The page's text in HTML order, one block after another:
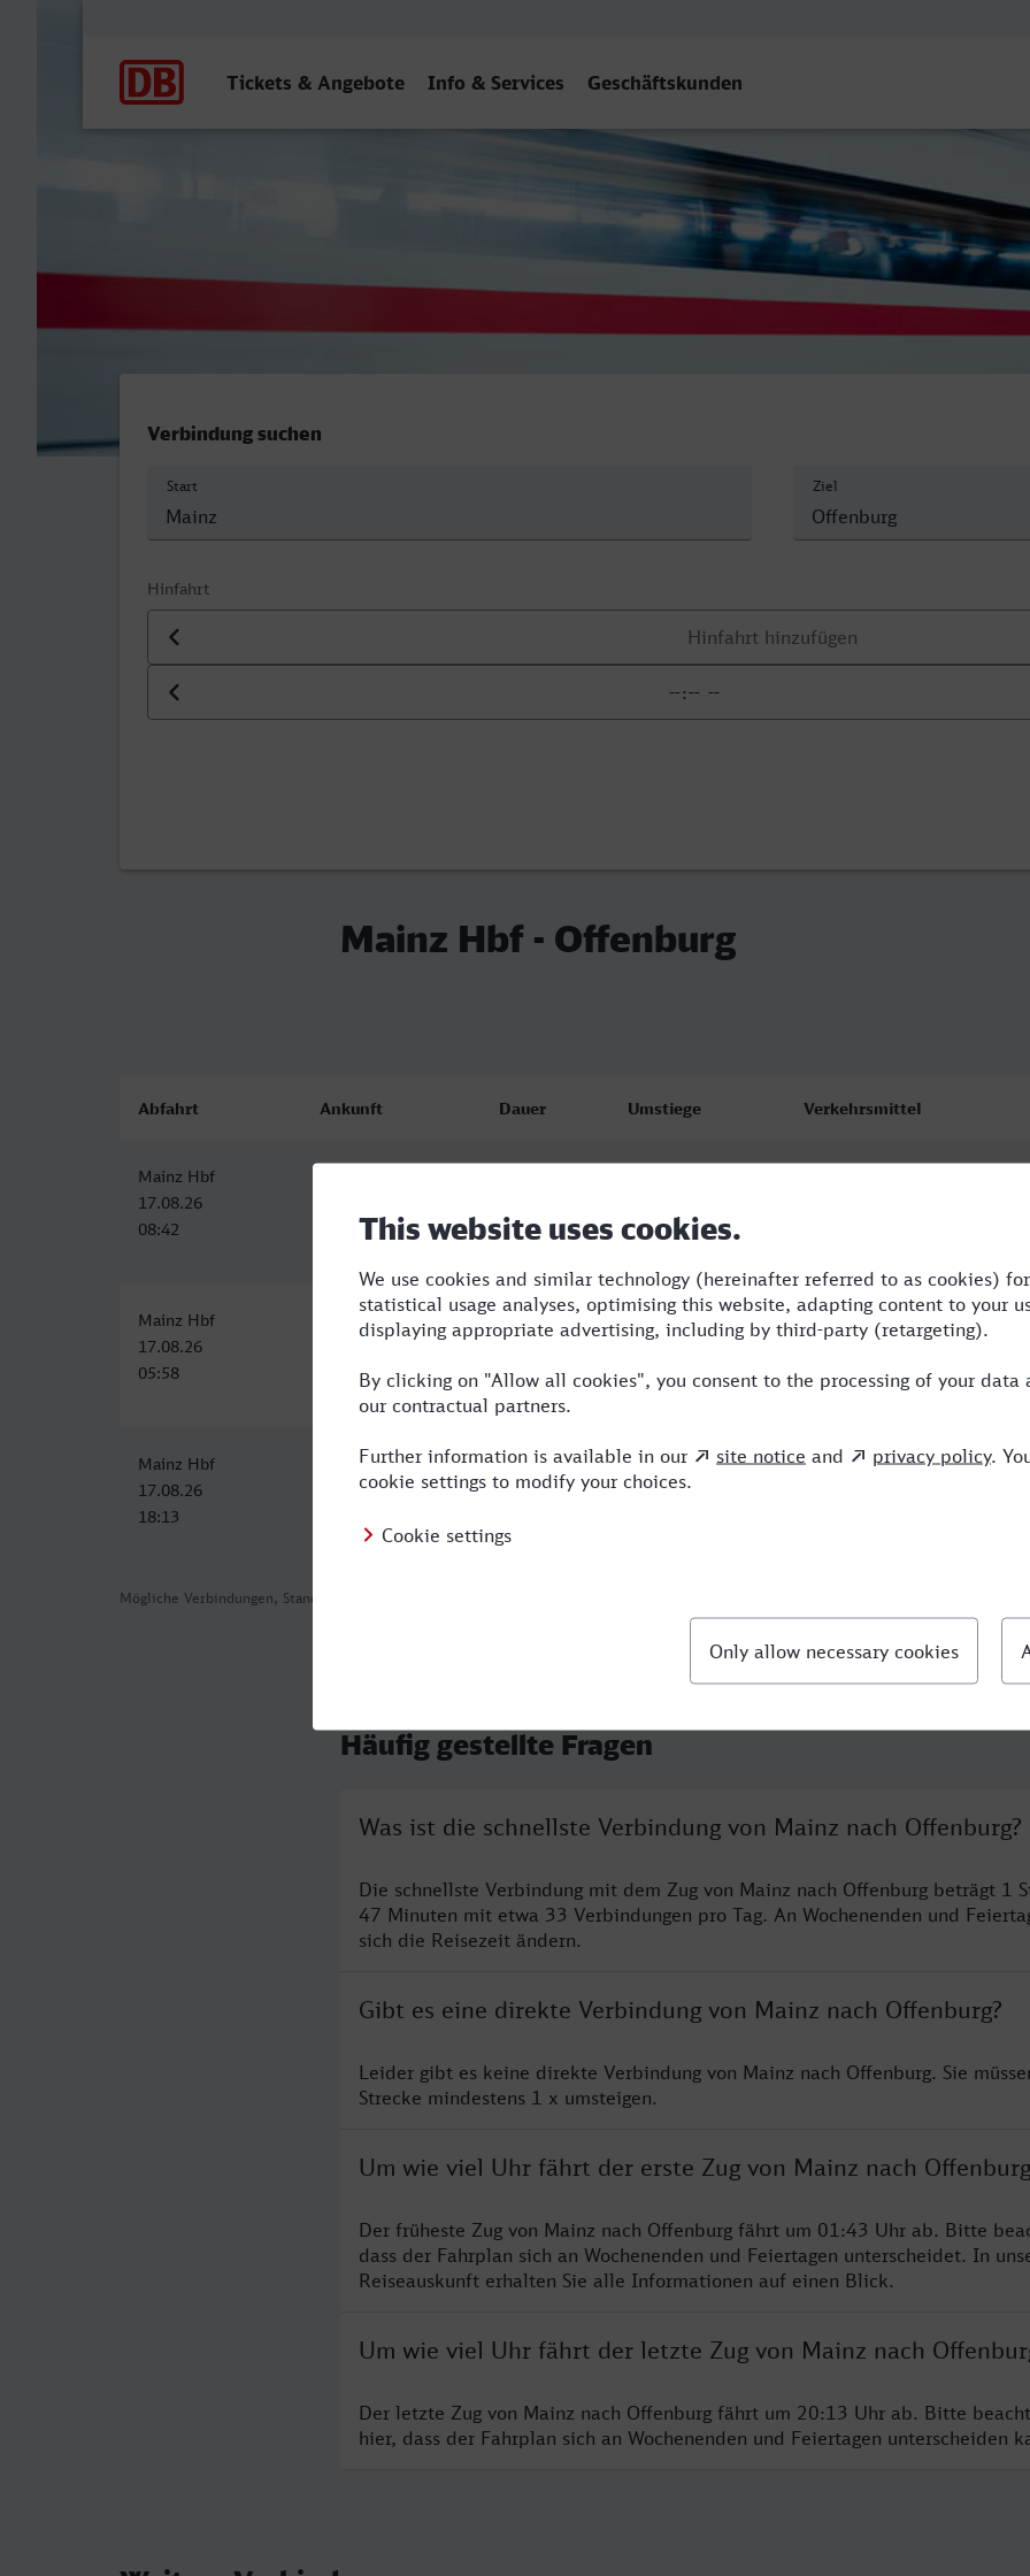
Tickets & Angebote Info & Services Geschäftskunden
Verbindung suchen
Start Ziel
Hinfahrt
Datum der Hinfahrt
Uhrzeit der Hinfahrt
Mainz Hbf - Offenburg
Mögliche Verbindungen, Stand: 2026-08-03 15:17
Abfahrt Ankunft Dauer Umstiege Verkehrsmittel
Mainz Hbf
17.08.26
08:42
10:29
Mainz Hbf
17.08.26
05:58
Offenburg
08:29
2:31 1 VLX,ICE
Mainz Hbf
17.08.26
18:13
Offenburg
17.08.26
2:16 1 RE,ICE
Häufig gestellte Fragen
Was ist die schnellste Verbindung von Mainz nach Offenburg?
Die schnellste Verbindung mit dem Zug von Mainz nach Offenburg beträgt 1
47 Minuten mit etwa 33 Verbindungen pro Tag. An Wochenenden und
sich die Reisezeit ändern.
Gibt es eine direkte Verbindung von Mainz nach Offenburg?
Leider gibt es keine direkte Verbindung von Mainz nach Offenburg. Sie
Strecke mindestens 1 x umsteigen.
Um wie viel Uhr fährt der erste Zug von Mainz nach
Der früheste Zug von Mainz nach Offenburg fährt um 01:43 Uhr ab. Bitte
dass der Fahrplan sich an Wochenenden und Feiertagen unterscheidet. In
Reiseauskunft erhalten Sie alle Informationen auf einen Blick.
Um wie viel Uhr fährt der letzte Zug von Mainz nach
Der letzte Zug von Mainz nach Offenburg fährt um 20:13 Uhr ab. Bitte
hier, dass der Fahrplan sich an Wochenenden und Feiertagen unterscheiden